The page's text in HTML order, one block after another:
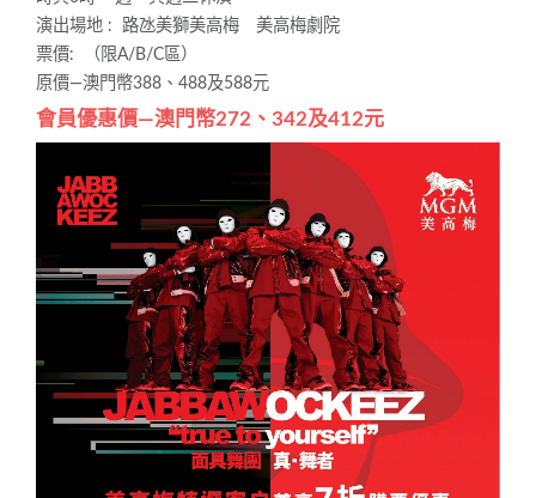
演出場地 : 路氹美獅美高梅 美高梅劇院
票價: （限A/B/C區）
原價—澳門幣388、488及588元
會員優惠價—澳門幣272、342及412元